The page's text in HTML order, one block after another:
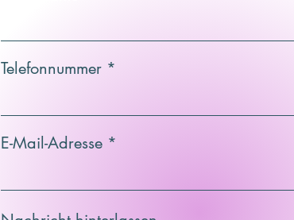
Telefonnummer
E-Mail-Adresse